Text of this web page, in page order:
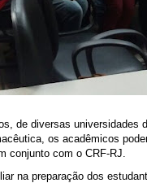
de diversas universidades
os acadêmicos
conjunto com o CRF-RJ.
na preparação dos